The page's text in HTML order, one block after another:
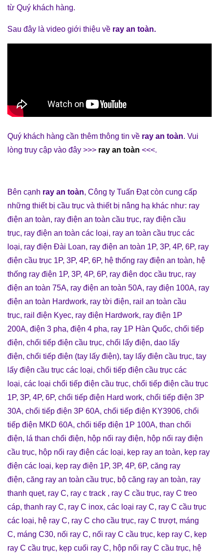
từ Quý khách hàng.
Sau đây là video giới thiệu về ray an toàn.
Quý khách hàng cần thêm thông tin về ray an toàn. Vui
lòng truy cập vào đây >>> ray an toàn <<<.
Bên cạnh ray an toàn, Công ty Tuấn Đạtcòn cung cấp
những thiết bị cầu trục và thiết bị nâng hạ khác như: ray
điện an toàn, ray điện an toàn cầu trục, ray điện cầu
trục, ray điện an toàn các loại, ray an toàn cầu trục các
loại, ray điện Đài Loan, ray điện an toàn 1P, 3P, 4P, 6P, ray
điện cầu trục 1P, 3P, 4P, 6P, hệ thống ray điện an toàn, hệ
thống ray điện 1P, 3P, 4P, 6P, ray điện dọc cầu trục, ray
điện an toàn 75A, ray điện an toàn 50A, ray điện 100A, ray
điện an toàn Hardwork, ray tời điện, rail an toàn cầu
trục, rail điện Kyec, ray điện Hardwork, ray điện 1P
200A, điện 3 pha, điện 4 pha, ray 1P Hàn Quốc, chổi tiếp
điện, chổi tiếp điện cầu trục, chổi lấy điện, dao lấy
điện, chổi tiếp điện (tay lấy điện), tay lấy điện cầu trục, tay
lấy điện cầu trục các loại, chổi tiếp điện cầu trục các
loại, các loại chổi tiếp điện cầu trục, chổi tiếp điện cầu trục
1P, 3P, 4P, 6P, chổi tiếp điện Hard work, chổi tiếp điện 3P
30A, chổi tiếp điện 3P 60A, chổi tiếp điện KY3906, chổi
tiếp điện MKD 60A, chổi tiếp điện 1P 100A, than chổi
điện, lá than chổi điện, hộp nối ray điện, hộp nối ray điện
cầu trục, hộp nối ray điện các loại, kẹp ray an toàn, kẹp ray
điện các loại, kẹp ray điện 1P, 3P, 4P, 6P, căng ray
điện, căng ray an toàn cầu trục, bộ căng ray an toàn, ray
thanh quẹt, ray C, ray c track , ray C cầu trục, ray C treo
cáp, thanh ray C, ray C inox, các loại ray C, ray C cầu trục
các loại, hệ ray C, ray C cho cầu trục, ray C trượt, máng
C, máng C30, nối ray C, nối ray C cầu trục, kẹp ray C, kẹp
ray C cầu trục, kẹp cuối ray C, hộp nối ray C cầu trục, hệ